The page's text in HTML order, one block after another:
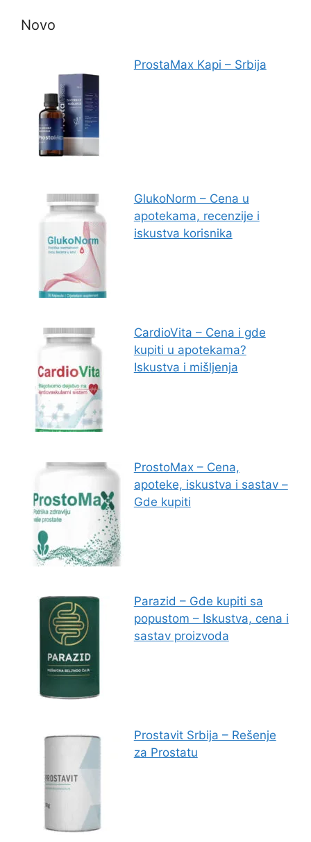
Novo
ProstaMax Kapi – Srbija
GlukoNorm – Cena u
apotekama, recenzije i
iskustva korisnika
CardioVita – Cena i gde
kupiti u apotekama?
Iskustva i mišljenja
ProstoMax – Cena,
apoteke, iskustva i sastav –
Gde kupiti
Parazid – Gde kupiti sa
popustom – Iskustva, cena i
sastav proizvoda
Prostavit Srbija – Rešenje
za Prostatu